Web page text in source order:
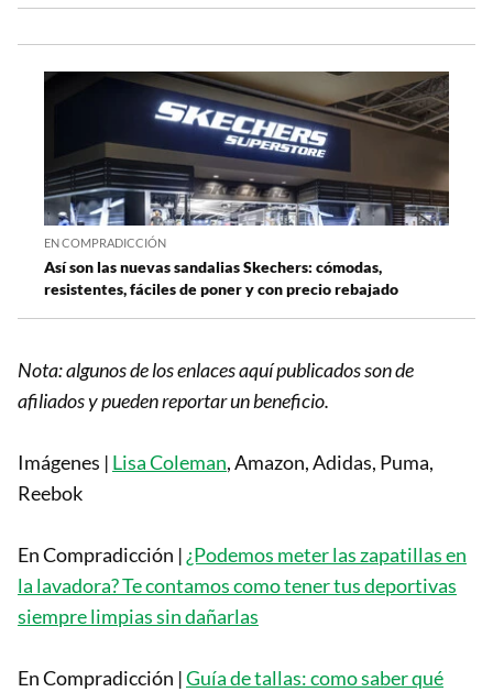
EN COMPRADICCIÓN
Así son las nuevas sandalias Skechers: cómodas,
resistentes, fáciles de poner y con precio rebajado
Nota: algunos de los enlaces aquí publicados son de
afiliados y pueden reportar un beneficio.
Imágenes | Lisa Coleman, Amazon, Adidas, Puma,
Reebok
En Compradicción | ¿Podemos meter las zapatillas en
la lavadora? Te contamos como tener tus deportivas
siempre limpias sin dañarlas
En Compradicción |Guía de tallas: como saber qué